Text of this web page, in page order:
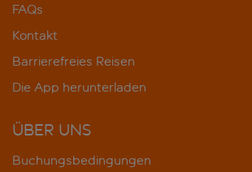
FAQs
Kontakt
Barrierefreies Reisen
Die App herunterladen
ÜBER UNS
Buchungsbedingungen